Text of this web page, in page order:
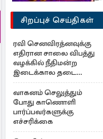
சிறப்புச் செய்திகள்
ரவி செனவிரத்னவுக்கு
எதிரான சாலை விபத்து
வழக்கில் நீதிமன்ற
இடைக்கால தடை
உத்தரவு!
வாகனம் செலுத்தும்
போது காணொளி
பார்ப்பவர்களுக்கு
எச்சரிக்கை